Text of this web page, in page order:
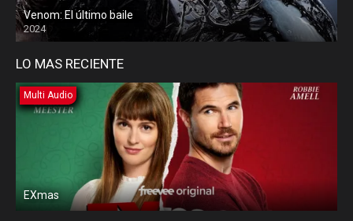
Venom: El último baile
2024
LO MAS RECIENTE
Multi Audio
EXmas